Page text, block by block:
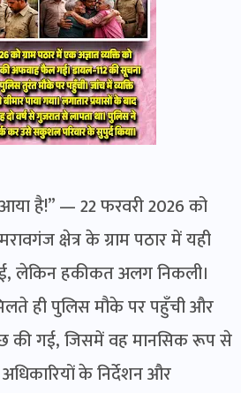
है!” — 22 फरवरी 2026 को
क्षेत्र के ग्राम पठार में यही
लेकिन हकीकत अलग निकली।
ही पुलिस मौके पर पहुँची और
की गई, जिसमें वह मानसिक रूप से
अधिकारियों के निर्देशन और